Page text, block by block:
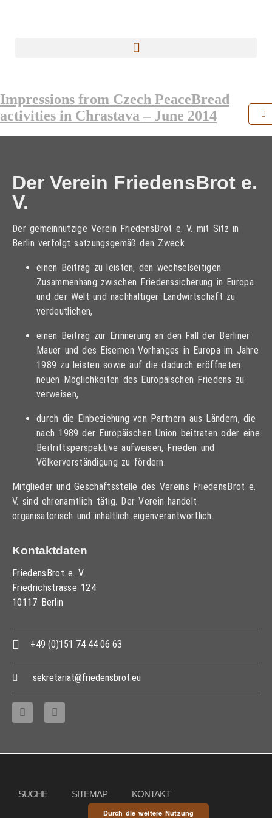
Impressions from Czech PeaceBread
activities in Chrastava – June 2014
Der Verein FriedensBrot e.
V.
Der gemeinnützige Verein FriedensBrot e. V. mit Sitz in
Berlin verfolgt satzungsgemäß den Zweck
einen Beitrag zu leisten, den wechselseitigen
Zusammenhang zwischen Friedenssicherung in Europa
und der Welt und nachhaltiger Landwirtschaft zu
verdeutlichen,
einen Beitrag zur Erinnerung an den Fall der Berliner
Mauer und des Eisernen Vorhanges in Europa im Jahre
1989 zu leisten sowie auf die dadurch eröffneten
neuen Möglichkeiten des Europäischen Friedens zu
verweisen,
durch die Einbeziehung von Partnern aus Ländern, die
nach 1989 der Europäischen Union beitraten oder eine
Beitrittsperspektive aufweisen, Frieden und
Völkerverständigung zu fördern.
Mitglieder und Geschäftsstelle des Vereins FriedensBrot e.
V. sind ehrenamtlich tätig. Der Verein handelt
organisatorisch und inhaltlich eigenverantwortlich.
Kontaktdaten
FriedensBrot e. V.
Friedrichstrasse 124
10117 Berlin
+49 (0)151 74 44 06 63
sekretariat@friedensbrot.eu
SUCHE SITEMAP KONTAKT
Durch die weitere Nutzung